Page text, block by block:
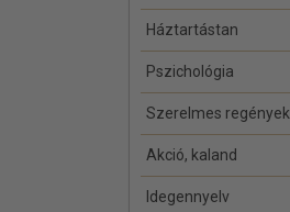
Háztartástan
Pszichológia
Szerelmes regények
Akció, kaland
Idegennyelv